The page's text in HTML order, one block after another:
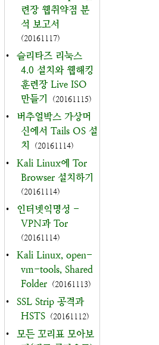
련장 웹취약점 분
석 보고서
(20161117)
•
슬리타즈 리눅스
4.0 설치와 웹해킹
훈련장 Live ISO
만들기
(20161115)
•
버추얼박스 가상머
신에서 Tails OS 설
치
(20161114)
•
Kali Linux에 Tor
Browser 설치하기
(20161114)
•
인터넷익명성 -
VPN과 Tor
(20161114)
•
Kali Linux, open-
vm-tools, Shared
Folder (20161113)
•
SSL Strip 공격과
HSTS (20161112)
•
모든 꼬리표 모아보